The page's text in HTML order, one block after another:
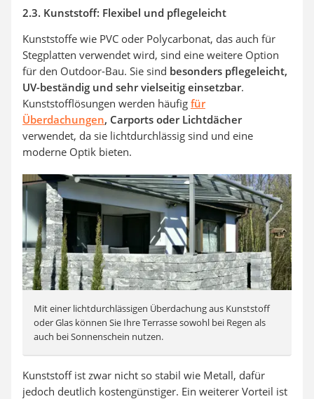
2.3. Kunststoff: Flexibel und pflegeleicht
Kunststoffe wie PVC oder Polycarbonat, das auch für
Stegplatten verwendet wird, sind eine weitere Option
für den Outdoor-Bau. Sie sind besonders pflegeleicht,
UV-beständig und sehr vielseitig einsetzbar.
Kunststofflösungen werden häufig für
Überdachungen, Carports oder Lichtdächer
verwendet, da sie lichtdurchlässig sind und eine
moderne Optik bieten.
Mit einer lichtdurchlässigen Überdachung aus Kunststoff
oder Glas können Sie Ihre Terrasse sowohl bei Regen als
auch bei Sonnenschein nutzen.
Kunststoff ist zwar nicht so stabil wie Metall, dafür
jedoch deutlich kostengünstiger. Ein weiterer Vorteil ist